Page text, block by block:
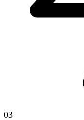
03